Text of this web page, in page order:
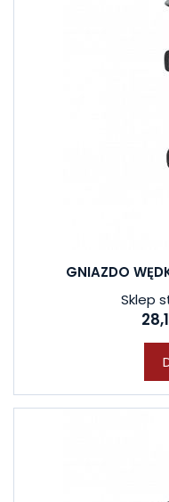
GNIAZDO
Sklep